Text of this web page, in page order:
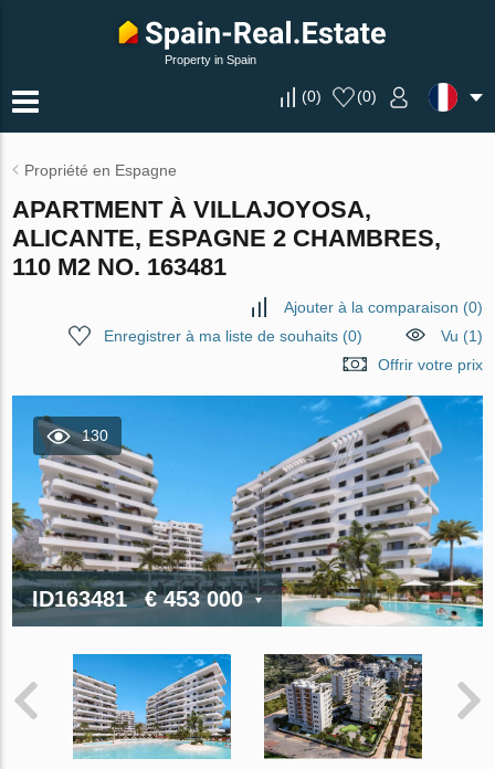
Property in Spain
(0) (0)
Propriété en Espagne
APARTMENT À VILLAJOYOSA,
ALICANTE, ESPAGNE 2 CHAMBRES,
110 M2 NO. 163481
Ajouter à la comparaison (0)
Enregistrer à ma liste de souhaits(0)
Vu (1)
Offrir votre prix
130
ID163481 € 453 000